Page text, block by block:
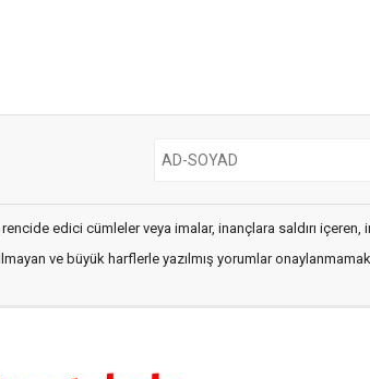
edici cümleler veya imalar, inançlara saldırı içeren,
ve büyük harflerle yazılmış yorumlar